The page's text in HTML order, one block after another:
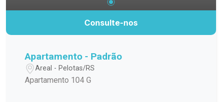
Consulte-nos
Apartamento - Padrão
Areal - Pelotas/RS
Apartamento 104 G